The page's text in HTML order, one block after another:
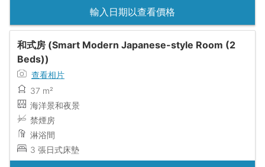
輸入日期以查看價格
和式房 (Smart Modern Japanese-style Room (2
Beds))
查看相片
37 m²
海洋景和夜景
禁煙房
淋浴間
3 張日式床墊